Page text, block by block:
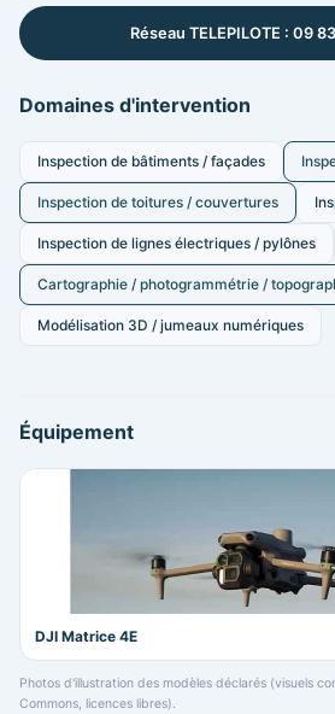
Domaines d'intervention
Inspection de bâtiments / façades
Inspection de toitures / couvertures
Inspection de lignes électriques / pylônes
Cartographie / photogrammétrie /
Modélisation 3D / jumeaux numériques
Équipement
DJI Matrice 4E
Photos d'illustration des modèles déclarés (visuels
Commons, licences libres).
Réseau TELEPILOTE : 09